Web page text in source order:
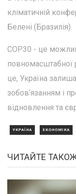
кліматичній
Белені (Бразилія).
СОР30 - це
повномасштабної
це, Україна
зобовʼязанням і
відновлення та
УКРАЇНА ЕКОНОМІКА
ЧИТАЙТЕ